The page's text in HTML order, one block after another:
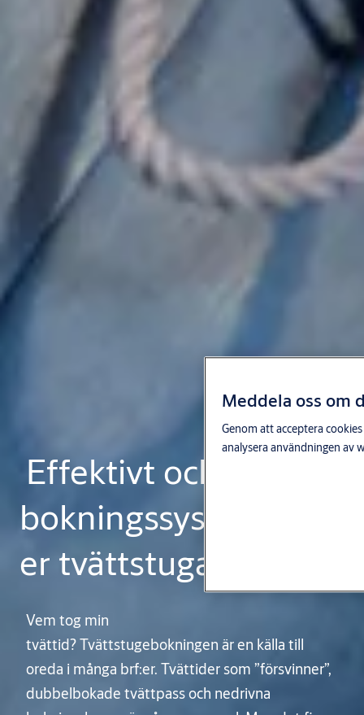
Effektivt och smart
bokningssystem för
er tvättstuga
Vem tog min
tvättid? Tvättstugebokningen är en källa till
oreda i många brf:er. Tvättider som ”försvinner”,
dubbelbokade tvättpass och nedrivna
Meddela oss om
Genom att acceptera
analysera användningen av